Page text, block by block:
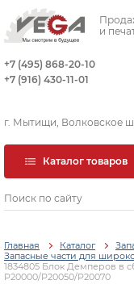
и
+7 (495) 868-20-10
+7 (916) 430-11-01
г. Мытищи, Волковское
Каталог товаров
Главная Каталог
Запасные части для
1834805 Блок Демперов в
P20000/P20050/P20070